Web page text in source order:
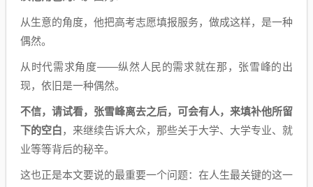
从生意的角度，他把高考志愿填报服务，做成这样，是一种
偶然。
从时代需求角度——纵然人民的需求就在那，张雪峰的出
现，依旧是一种偶然。
不信，请试看，张雪峰离去之后，可会有人，来填补他所留
下的空白，来继续告诉大众，那些关于大学、大学专业、就
业等等背后的秘辛。
这也正是本文要说的最重要一个问题：在人生最关键的这一